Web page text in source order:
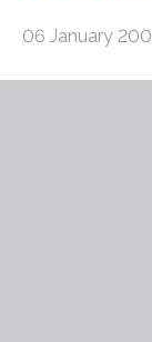
06 January